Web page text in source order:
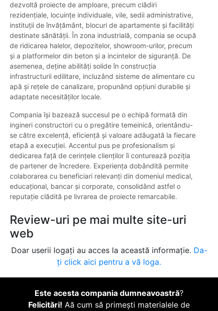
dezvoltă proiecte de amploare, precum clădiri
rezidențiale, locuințe individuale, vile, sedii administrative,
instituții de învățământ, blocuri de apartamente și facilități
destinate sănătății. În zona industrială, compania se ocupă
de ridicarea halelor, depozitelor, showroom-urilor, precum
și a platformelor din beton și a incintelor de siguranță. De
asemenea, deține abilități solide în construcția
infrastructurii edilitare, incluzând sisteme de alimentare cu
apă și rețele de canalizare, propunând opțiuni durabile și
adaptate necesităților locale.
Compania își bazează succesul pe o echipă formată din
ingineri constructori cu o pregătire temeinică, orientându-
se către excelență, eficiență și valoare adăugată la fiecare
etapă a execuției. Accentul pus pe profesionalism și
dedicarea față de cerințele clienților îi conturează poziția
de partener de încredere. Experiența dobândită permite
colaborarea cu beneficiari relevanți din domeniul medical,
educațional, bancar și corporate, consolidând astfel o
reputație clădită pe livrarea de proiecte remarcabile.
Review-uri pe mai multe site-uri
web
Doar userii logați au acces la această informație. Da-
ți click aici pentru a vă loga.
Este acesta compania dumneavoastră?
Felicitări! Aă cum să primești materialele de